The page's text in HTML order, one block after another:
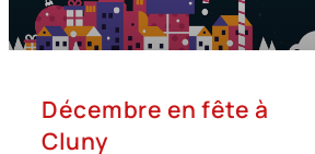
Décembre en fête à
Cluny